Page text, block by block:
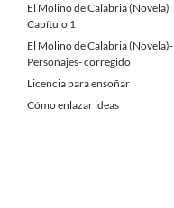
El Molino de Calabria (Novela)
Capítulo 1
El Molino de Calabria (Novela)-
Personajes- corregido
Licencia para ensoñar
Cómo enlazar ideas